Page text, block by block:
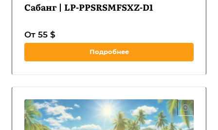
Сабанг | LP-PPSRSMFSXZ-D1
От 55 $
Подробнее